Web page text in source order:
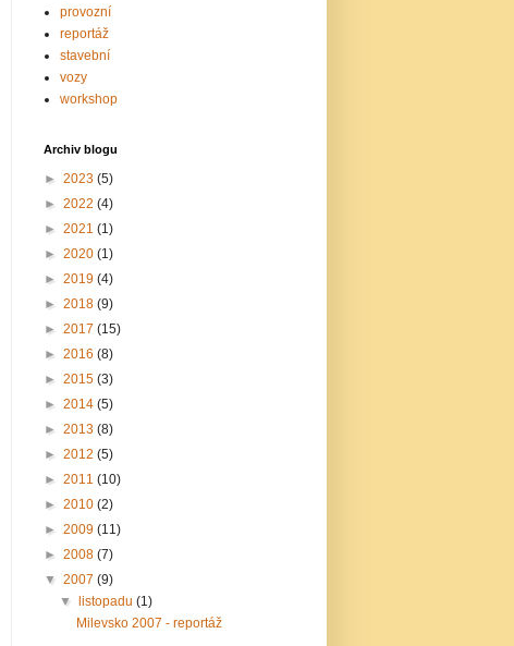
provozní
reportáž
stavební
vozy
workshop
Archiv blogu
► 2023 (5)
► 2022 (4)
► 2021 (1)
► 2020 (1)
► 2019 (4)
► 2018 (9)
► 2017 (15)
► 2016 (8)
► 2015 (3)
► 2014 (5)
► 2013 (8)
► 2012 (5)
► 2011 (10)
► 2010 (2)
► 2009 (11)
► 2008 (7)
▼ 2007 (9)
▼
listopadu(1)
Milevsko 2007 - reportáž